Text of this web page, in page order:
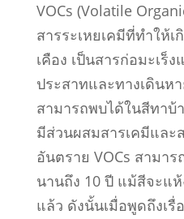
VOCs (Volatile
สารระเหยเคมีที่ทำให้
เคือง เป็นสารก่อมะเร็
ประสาทและทางเดินห
สามารถพบได้ในสีทาบ้
มีส่วนผสมสารเคมีและ
อันตราย VOCs สามา
นานถึง 10 ปี แม้สีจะแ
แล้ว ดังนั้นเมื่อพูดถึงเ